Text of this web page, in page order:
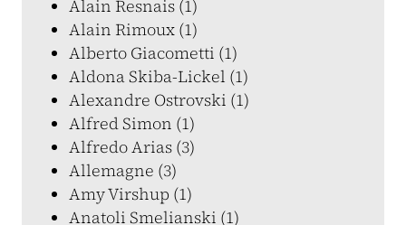
Alain Resnais (1)
Alain Rimoux (1)
Alberto Giacometti (1)
Aldona Skiba-Lickel (1)
Alexandre Ostrovski (1)
Alfred Simon (1)
Alfredo Arias (3)
Allemagne (3)
Amy Virshup (1)
Anatoli Smelianski (1)